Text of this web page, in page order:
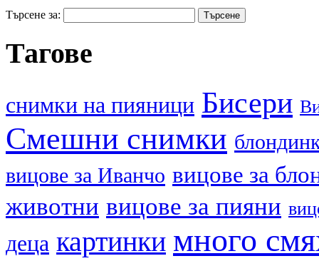
Търсене за:
Тагове
cнимки на пияници Бисери
Смешни снимки
вицове за Иванчо вицове за
животни вицове за пияни
деца картинки много